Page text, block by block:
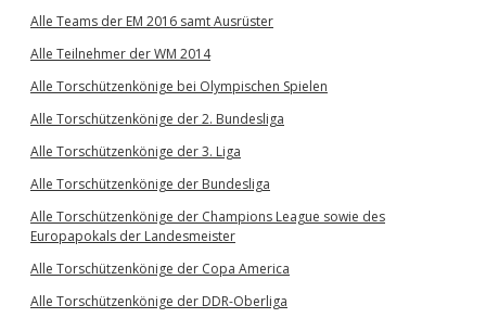
Alle Teams der EM 2016 samt Ausrüster
Alle Teilnehmer der WM 2014
Alle Torschützenkönige bei Olympischen Spielen
Alle Torschützenkönige der 2. Bundesliga
Alle Torschützenkönige der 3. Liga
Alle Torschützenkönige der Bundesliga
Alle Torschützenkönige der Champions League sowie des
Europapokals der Landesmeister
Alle Torschützenkönige der Copa America
Alle Torschützenkönige der DDR-Oberliga